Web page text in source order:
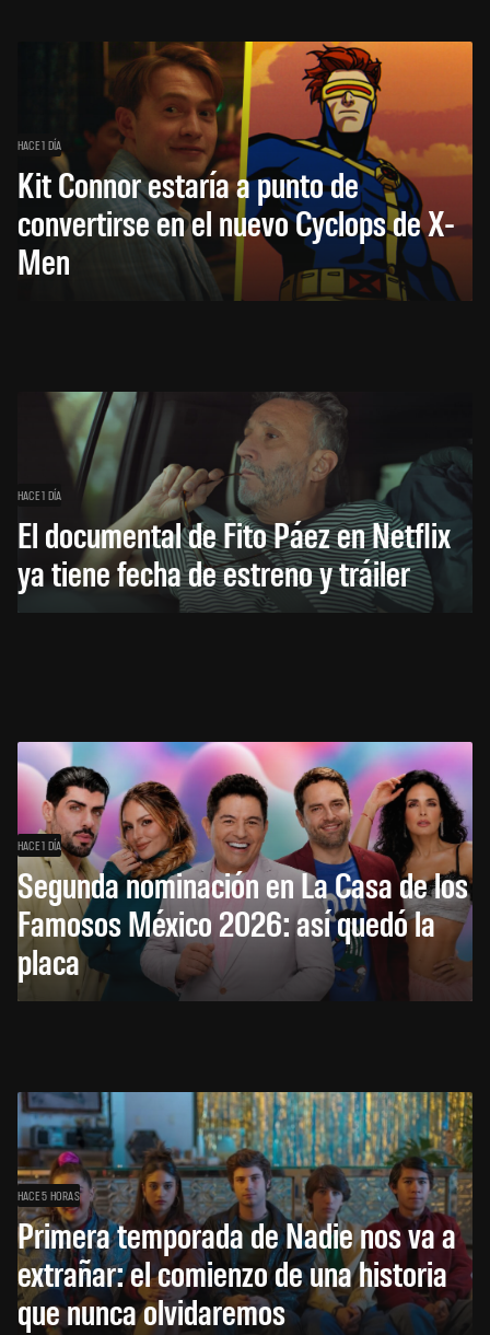
HACE 1 DÍA
Kit Connor estaría a punto de
convertirse en el nuevo Cyclops de X-
Men
HACE 1 DÍA
El documental de Fito Páez en Netflix
ya tiene fecha de estreno y tráiler
HACE 1 DÍA
Segunda nominación en La Casa de los
Famosos México 2026: así quedó la
placa
HACE 5 HORAS
Primera temporada de Nadie nos va a
extrañar: el comienzo de una historia
que nunca olvidaremos